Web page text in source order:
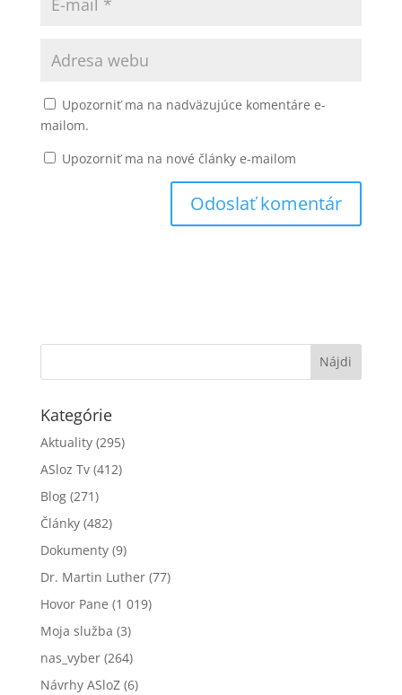
Upozorniť ma na nadväzujúce komentáre e-
mailom.
Upozorniť ma na nové články e-mailom
Kategórie
Aktuality(295)
ASloz Tv(412)
Blog(271)
Články(482)
Dokumenty(9)
Dr. Martin Luther(77)
Hovor Pane (1 019)
Moja služba (3)
nas_vyber(264)
Návrhy ASloZ(6)